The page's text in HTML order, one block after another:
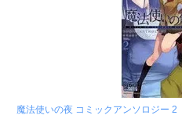
魔法使いの夜 コミックアンソロジー 2